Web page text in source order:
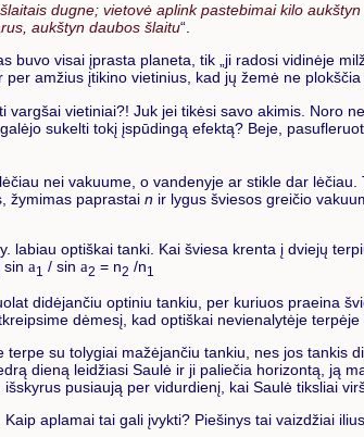
dugne; vietovė aplink pastebimai kilo
aukštyn daubos šlaitu“.
buvo visai įprasta planeta, tik „ji radosi vidinėje
amžius įtikino vietinius, kad jų žemė ne
vietiniai?! Juk jei tikėsi savo akimis. Noro
sukelti tokį įspūdingą efektą? Beje,
nei vakuume, o vandenyje ar stikle dar lėčiau.
žymimas paprastai nir lygus šviesos greičio
labiau optiškai tanki. Kai šviesa krenta į dviejų
sin a1 / sin a2 = n2 /n1
didėjančiu optiniu tankiu, per kuriuos praeina
dėmesį, kad optiškai nevienalytėje
su tolygiai mažėjančiu tankiu, nes jos tankis
dieną leidžiasi Saulė ir ji paliečia horizontą, ją
pusiaują per vidurdienį, kai Saulė tiksliai
aplamai tai gali įvykti? Piešinys tai vaizdžiai